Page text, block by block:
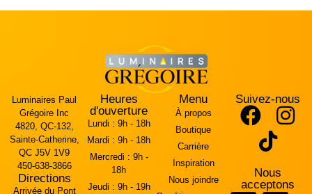
Luminaires Paul
Grégoire Inc
4820, QC-132,
Sainte-Catherine,
QC J5V 1V9
450-638-3866
Directions
Arrivée du Pont
Heures
d'ouverture
Lundi : 9h - 18h
Mardi : 9h - 18h
Mercredi : 9h -
18h
Jeudi : 9h - 19h
Menu
À propos
Boutique
Carrière
Inspiration
Nous joindre
Suivez-nous
Nous
acceptons